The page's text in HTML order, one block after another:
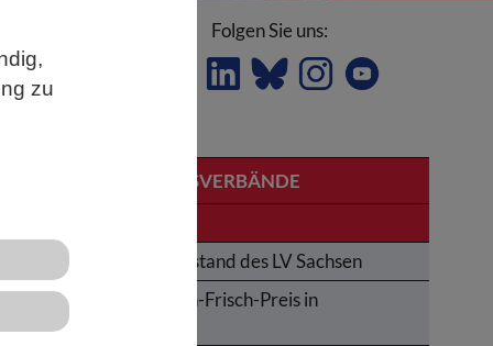
zu
Folgen Sie uns:
LANDESVERBÄNDE
Der Vorstand des LV Sachsen
Karl-von-Frisch-Preis in